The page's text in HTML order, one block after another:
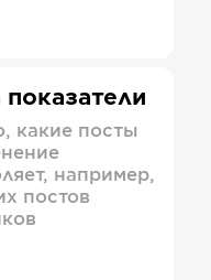
какие посты
например,
постов